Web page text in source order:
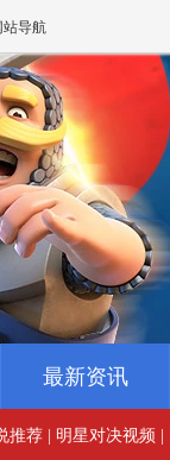
站导航
最新资讯
推荐 明星对决视频